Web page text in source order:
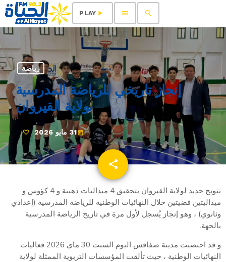
search
menu
play_arrow
PLAY
رياضة
إنجاز تاريخي للرياضة المدرسية
بولاية القيروان
today31 مايو 2026
share
email
تتويج جديد لولاية القيروان بتحقيق 4 ميداليات ذهبية و 4 كؤوس و
ميداليتين فضيتين خلال النهائيات الوطنية للرياضة المدرسية (إعدادي
وثانوي) ، وهو إنجاز يُسجل لأول مرة في تاريخ الرياضة المدرسية
بالجهة.
و قد احتضنت مدينة صفاقس اليوم السبت 30 ماي 2026 فعاليات
النهائيات الوطنية ، حيث تألقت المؤسسات التربوية الممثلة لولاية